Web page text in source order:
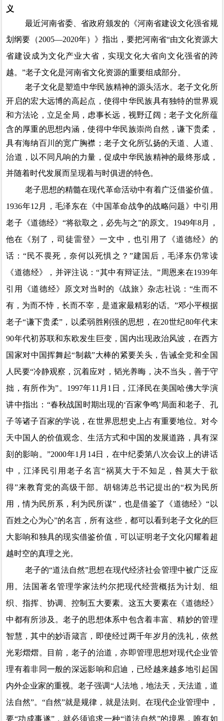
义
最近河南省委、省政府颁发的《河南省建设文化强省规
划纲要 （2005—2020年） 》指出，要把河南省“由文化资源大
省建设成为文化产业大省，实现文化大省向文化强省的跨
越。”老子文化是河南省文化资源的重要组成部分。
老子文化是塑造中华民族精神的源头活水。老子文化所
开启的宏大远博的高起点，使得中华民族具有独特的世界观
和方法论，立足全局，虑事长远，视野辽阔；老子文化所蕴
含的厚重的思想内涵，使得中华民族崇尚自然，谦下贵柔，
具有海纳百川的宽广胸襟；老子文化所弘扬的天道、人道、
治道，以不同凡响的力量，促成中华民族精神的最终形成，
并随着时代发展而呈现着与时俱进的特色。
老子思想的精髓在现代革命活动中有着广泛借鉴价值。
1936年12 月，毛泽东在《中国革命战争的战略问题》中引用
老子《道德经》“将欲取之，必先与之”的原文。 1949年8月，
他在《别了，司徒雷登》一文中，也引用了《道德经》的
话：“民不畏死，奈何以死惧之 ？ ”建国后，毛泽东仍常读
《道德经》
， 并评注说：“其中有辩证法。”周恩来在1939年
引用《道德经》原文对当时的《战旅》杂志社说：“生而不
有，为而不恃，长而不宰，是道家最精彩的话。”邓小平根据
老子“谦下贵柔”， 以柔弱胜刚强的思想，在20世纪80年代末
90年代初苏联和东欧发生巨变，国内出现政治风波 ，在西方
国家对中国挥舞起“制裁”大棒的紧要关头，告诫全党和全国
人民要“冷静观察，沉着应对，韬光养晦，决不当头，善于守
拙，有所作为”。 1997年11 月 1 日，江泽民在美国哈佛大学演
讲中指出：“春秋战国时期出现的‘百家争鸣’局面和老子、孔
子等诸子百家的学说，在世界思想史上占有重要地位。对今
天中国人的价值观念、生活方式和中国的发展道路，具有深
刻的影响。”2000年1 月 14日，在中纪委第八次会议上的讲话
中，江泽民引用老子名言“祸莫大于不知足，咎莫大于欲
得”来教育党的高级干部。胡锦涛总书记提出的“权为民所
用，情为民所系，利为民所谋” ， 也是借鉴了《道德经》“以
百姓之心为心”的名言，所有这些，都可以看到老子文化的巨
大影响和独具的现实借鉴价值，可以证明老子文化闪耀着超
越时空的真理之光。
老子的“道法自然”思想在现代经济社会管理中被广泛应
用。法国著名管理学家法约尔把现代经营概括为计划、组
织、指挥、协调、控制五大要素。这五大要素在《道德经》
中都有所涉及。老子的思想体系中包含着丰富、精妙的管理
智慧，其中的妙语箴言，即使经过两千年岁月的洗礼，依然
光彩熠熠。目前，老子的治道，亦即管理思想对现代企业管
理有着非同一般的深远影响和启迪，已经越来越多地引起国
内外企业家的重视。老子强调“人法地，地法天，天法道，道
法自然”。“自然”就是规律，就是法则。在现代企业管理中，
要“功成事遂”， 就必须追求一种“道法自然”的境界，唯有如